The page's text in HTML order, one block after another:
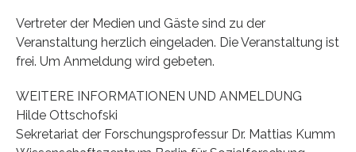
Vertreter der Medien und Gäste sind zu der
Veranstaltung herzlich eingeladen. Die Veranstaltung ist
frei. Um Anmeldung wird gebeten.
WEITERE INFORMATIONEN UND ANMELDUNG
Hilde Ottschofski
Sekretariat der Forschungsprofessur Dr. Mattias Kumm